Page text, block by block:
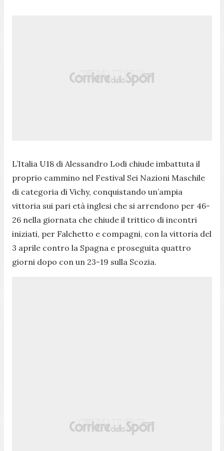
L’Italia U18 di Alessandro Lodi chiude imbattuta il
proprio cammino nel Festival Sei Nazioni Maschile
di categoria di Vichy, conquistando un’ampia
vittoria sui pari età inglesi che si arrendono per 46-
26 nella giornata che chiude il trittico di incontri
iniziati, per Falchetto e compagni, con la vittoria del
3 aprile contro la Spagna e proseguita quattro
giorni dopo con un 23-19 sulla Scozia.